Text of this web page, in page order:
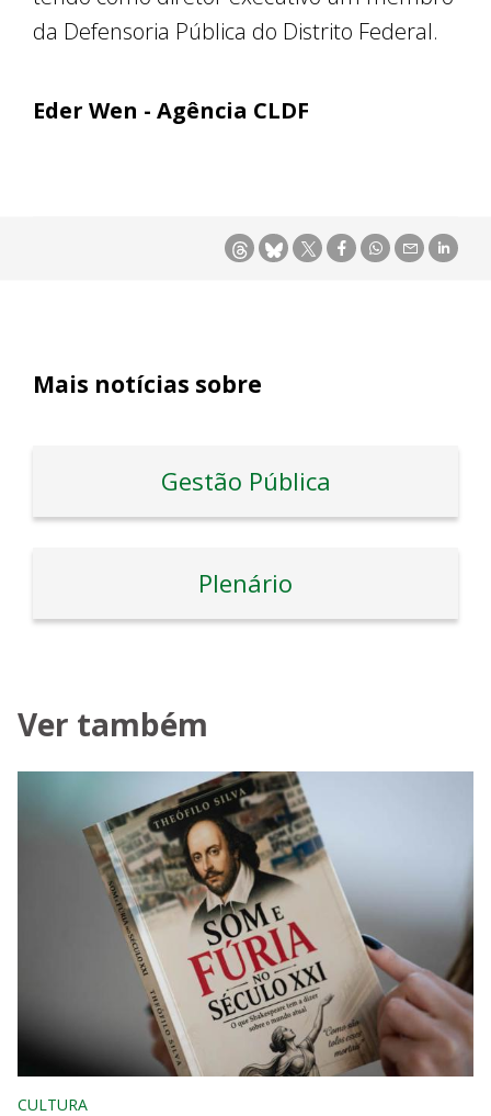
da Defensoria Pública do Distrito Federal.
Eder Wen - Agência CLDF
Mais notícias sobre
Gestão Pública
Plenário
Ver também
CULTURA